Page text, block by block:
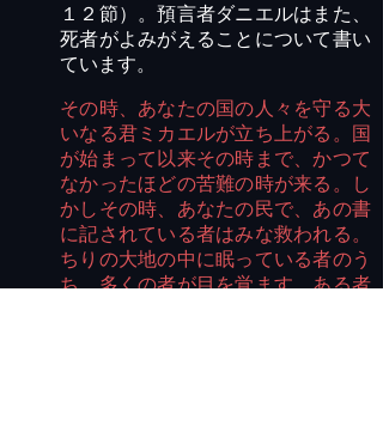
１２節）。預言者ダニエルはまた、
死者がよみがえることについて書い
ています。
その時、あなたの国の人々を守る大
いなる君ミカエルが立ち上がる。国
が始まって以来その時まで、かつて
なかったほどの苦難の時が来る。し
かしその時、あなたの民で、あの書
に記されている者はみな救われる。
ちりの大地の中に眠っている者のう
ち、多くの者が目を覚ます。ある者